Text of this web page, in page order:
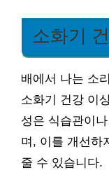
소화기
배에서 나는 소
소화기 건강 이
성은 식습관이
며, 이를 개선하
줄 수 있습니다.